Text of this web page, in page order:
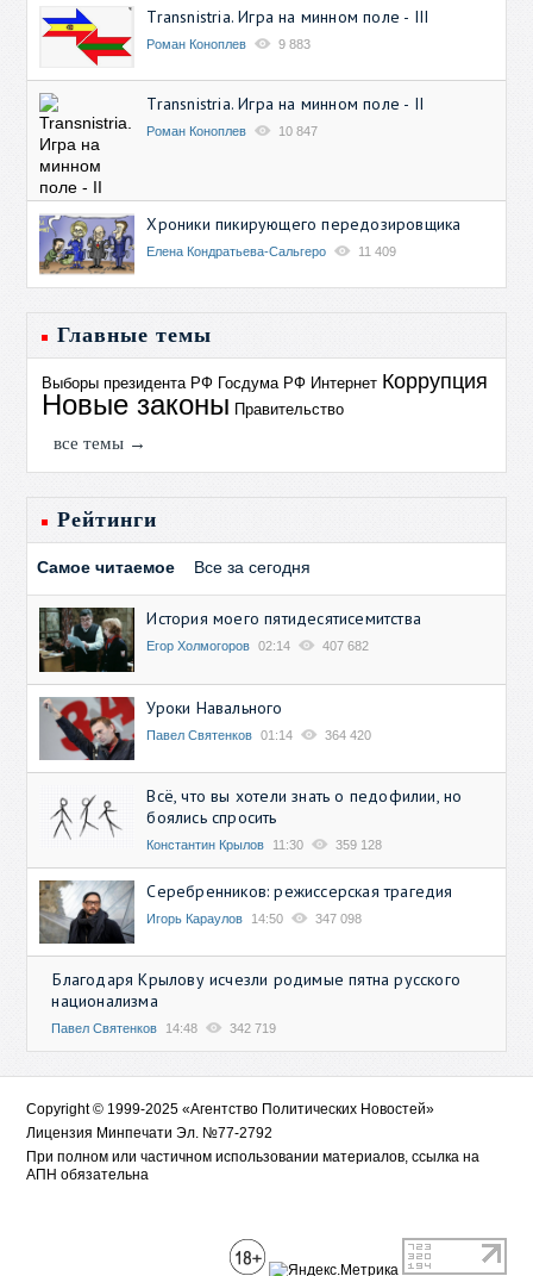
Transnistria. Игра на минном поле - III
Роман Коноплев 9 883
Transnistria. Игра на минном поле - II
Роман Коноплев 10 847
Хроники пикирующего передозировщика
Елена Кондратьева-Сальгеро 11 409
Главные темы
Выборы президента РФ Госдума РФ Интернет Коррупция
Новые законы Правительство
все темы →
Рейтинги
Самое читаемое Все за сегодня
История моего пятидесятисемитства
Егор Холмогоров 02:14 407 682
Уроки Навального
Павел Святенков 01:14 364 420
Всё, что вы хотели знать о педофилии, но
боялись спросить
Константин Крылов 11:30 359 128
Серебренников: режиссерская трагедия
Игорь Караулов 14:50 347 098
Благодаря Крылову исчезли родимые пятна русского
национализма
Павел Святенков 14:48 342 719
Copyright © 1999-2025 «Агентство Политических Новостей»
Лицензия Минпечати Эл. №77-2792
При полном или частичном использовании материалов, ссылка на
АПН обязательна